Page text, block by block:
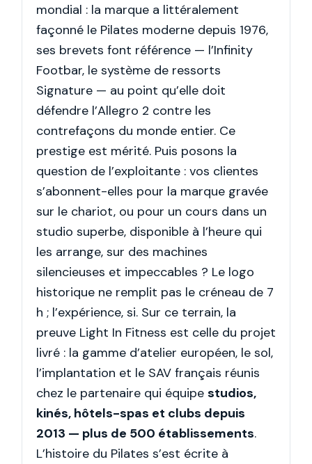
mondial : la marque a littéralement
façonné le Pilates moderne depuis 1976,
ses brevets font référence — l’Infinity
Footbar, le système de ressorts
Signature — au point qu’elle doit
défendre l’Allegro 2 contre les
contrefaçons du monde entier. Ce
prestige est mérité. Puis posons la
question de l’exploitante : vos clientes
s’abonnent-elles pour la marque gravée
sur le chariot, ou pour un cours dans un
studio superbe, disponible à l’heure qui
les arrange, sur des machines
silencieuses et impeccables ? Le logo
historique ne remplit pas le créneau de 7
h ; l’expérience, si. Sur ce terrain, la
preuve Light In Fitness est celle du projet
livré : la gamme d’atelier européen, le sol,
l’implantation et le SAV français réunis
chez le partenaire qui équipe studios,
kinés, hôtels-spas et clubs depuis
2013 — plus de 500 établissements.
L’histoire du Pilates s’est écrite à